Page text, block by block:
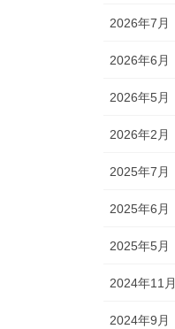
2026年7月
2026年6月
2026年5月
2026年2月
2025年7月
2025年6月
2025年5月
2024年11月
2024年9月